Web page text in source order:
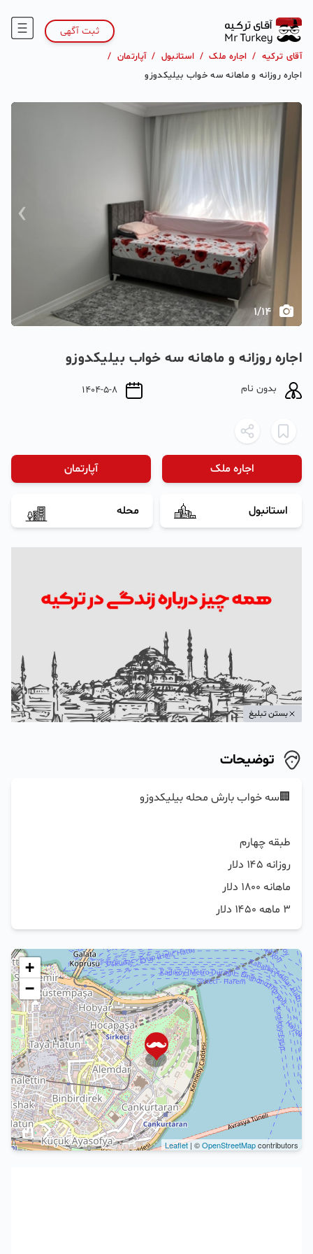
ثبت آگهی
آقای ترکیه / اجاره ملک / استانبول / آپارتمان /
اجاره‌ روزانه و ماهانه سه خواب بیلیکدوزو‌
› ‹
1/14
اجاره‌ روزانه و ماهانه سه خواب بیلیکدوزو‌
بدون نام 1404-5-8
اجاره ملک آپارتمان
استانبول محله
بستن تبلیغ
توضیحات
۳ ماهه ۱۴۵۰ دلار
+
−
Leaflet| ©OpenStreetMapcontributors